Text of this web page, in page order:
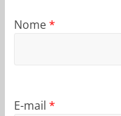
Nome*
E-mail *